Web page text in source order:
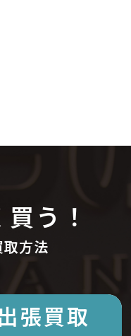
う！
方法
張買取